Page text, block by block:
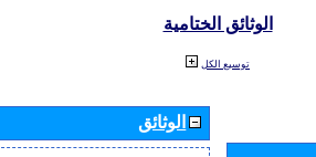
الوثائق الختامية
توسيع الكل
الوثائق